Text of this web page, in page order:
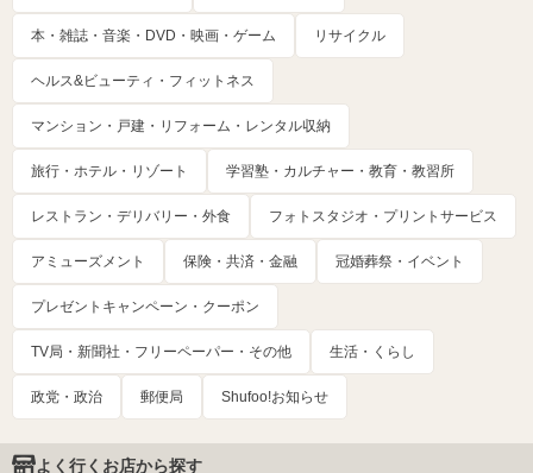
本・雑誌・音楽・DVD・映画・ゲーム リサイクル
ヘルス&ビューティ・フィットネス
マンション・戸建・リフォーム・レンタル収納
旅行・ホテル・リゾート 学習塾・カルチャー・教育・教習所
レストラン・デリバリー・外食 フォトスタジオ・プリントサービス
アミューズメント 保険・共済・金融 冠婚葬祭・イベント
プレゼントキャンペーン・クーポン
TV局・新聞社・フリーペーパー・その他 生活・くらし
政党・政治 郵便局 Shufoo!お知らせ
よく行くお店から探す